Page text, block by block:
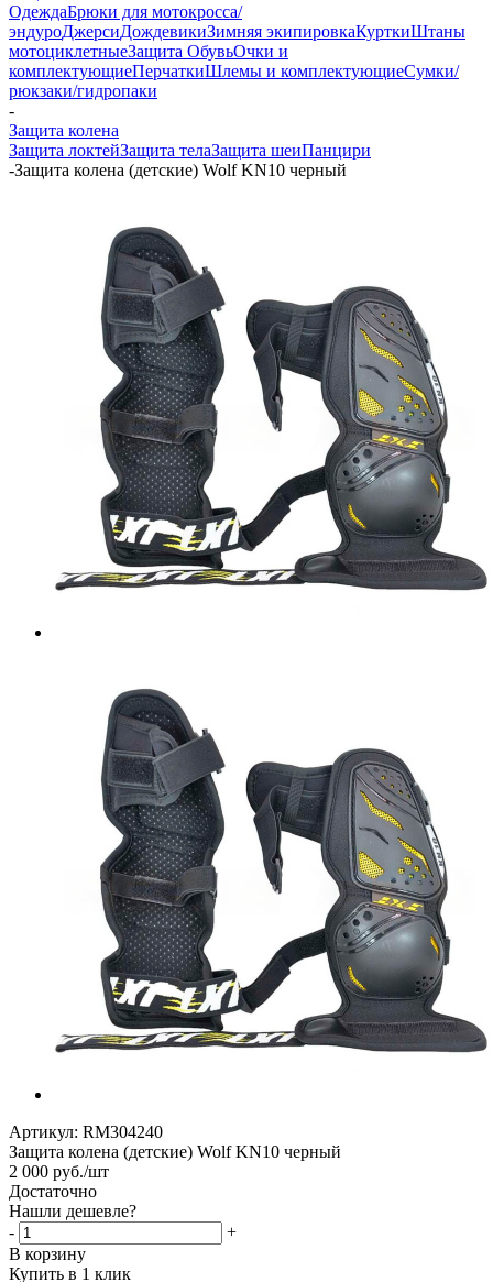
ОдеждаБрюки для мотокросса/
эндуроДжерсиДождевикиЗимняя экипировкаКурткиШтаны
мотоциклетныеЗащита ОбувьОчки и
комплектующиеПерчаткиШлемы и комплектующиеСумки/
рюкзаки/гидропаки
-
Защита колена
Защита локтейЗащита телаЗащита шеиПанцири
-Защита колена (детские) Wolf KN10 черный
Артикул: RM304240
Защита колена (детские) Wolf KN10 черный
2 000 руб./шт
Достаточно
Нашли дешевле?
-
+
В корзину
Купить в 1 клик